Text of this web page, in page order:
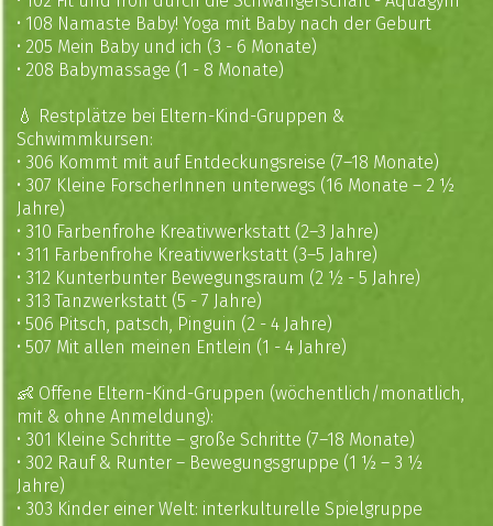
• 108 Namaste Baby! Yoga mit Baby nach der Geburt
• 205 Mein Baby und ich (3 - 6 Monate)
• 208 Babymassage (1 - 8 Monate)
💧 Restplätze bei Eltern-Kind-Gruppen &
Schwimmkursen:
• 306 Kommt mit auf Entdeckungsreise (7–18 Monate)
• 307 Kleine ForscherInnen unterwegs (16 Monate – 2 ½
Jahre)
• 310 Farbenfrohe Kreativwerkstatt (2–3 Jahre)
• 311 Farbenfrohe Kreativwerkstatt (3–5 Jahre)
• 312 Kunterbunter Bewegungsraum (2 ½ - 5 Jahre)
• 313 Tanzwerkstatt (5 - 7 Jahre)
• 506 Pitsch, patsch, Pinguin (2 - 4 Jahre)
• 507 Mit allen meinen Entlein (1 - 4 Jahre)
👶 Offene Eltern-Kind-Gruppen (wöchentlich/monatlich,
mit & ohne Anmeldung):
• 301 Kleine Schritte – große Schritte (7–18 Monate)
• 302 Rauf & Runter – Bewegungsgruppe (1 ½ – 3 ½
Jahre)
• 303 Kinder einer Welt: interkulturelle Spielgruppe